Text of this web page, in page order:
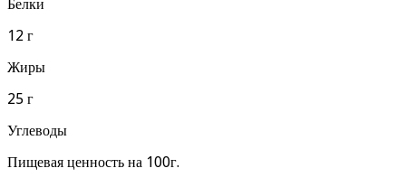
Белки
12 г
Жиры
25 г
Углеводы
Пищевая ценность на 100г.